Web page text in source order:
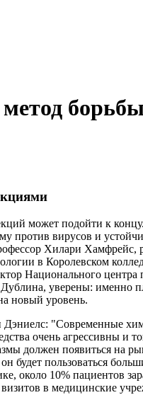
может подойти к
против вирусов и
Хилари Хамфрейс,
в Королевском
Национального центра
уверены: именно
новый уровень.
Дэниелс: "Современные
очень агрессивны и
должен появиться на
будет пользоваться
около 10% пациентов
в медицинские